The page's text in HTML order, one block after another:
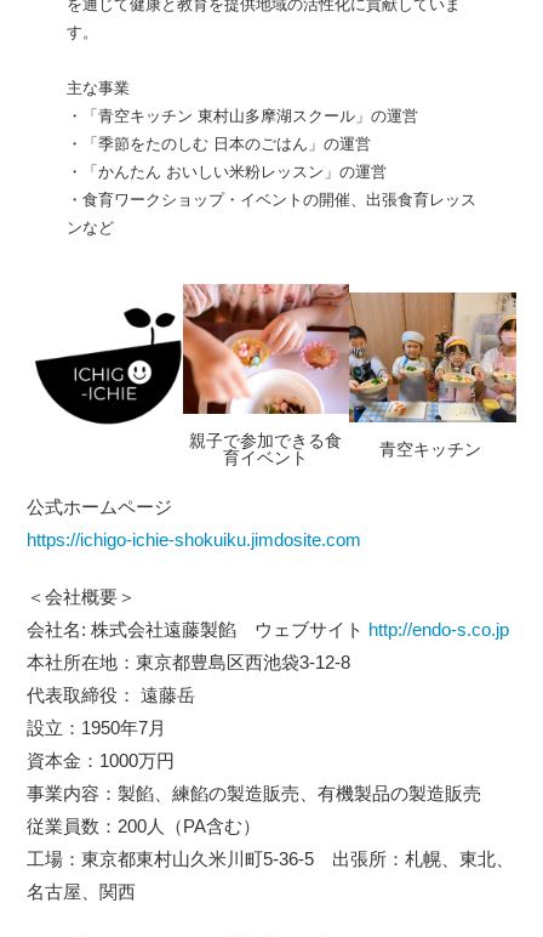
を通じて健康と教育を提供地域の活性化に貢献していま
す。
主な事業
・「青空キッチン 東村山多摩湖スクール」の運営
・「季節をたのしむ 日本のごはん」の運営
・「かんたん おいしい米粉レッスン」の運営
・食育ワークショップ・イベントの開催、出張食育レッス
ンなど
親子で参加できる食
育イベント
青空キッチン
公式ホームページ
https://ichigo-ichie-shokuiku.jimdosite.com
＜会社概要＞
会社名: 株式会社遠藤製餡 ウェブサイト http://endo-s.co.jp
本社所在地：東京都豊島区西池袋3-12-8
代表取締役： 遠藤岳
設立：1950年7月
資本金：1000万円
事業内容：製餡、練餡の製造販売、有機製品の製造販売
従業員数：200人（PA含む）
工場：東京都東村山久米川町5-36-5 出張所：札幌、東北、
名古屋、関西